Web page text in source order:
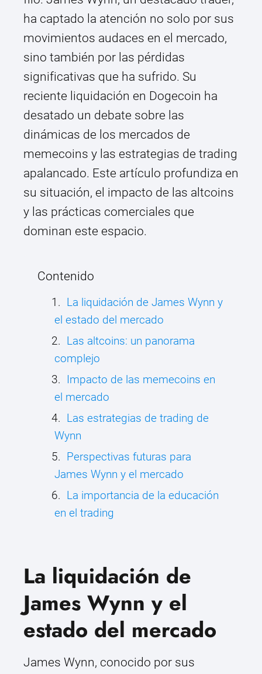
ha captado la atención no solo por sus
movimientos audaces en el mercado,
sino también por las pérdidas
significativas que ha sufrido. Su
reciente liquidación en Dogecoin ha
desatado un debate sobre las
dinámicas de los mercados de
memecoins y las estrategias de trading
apalancado. Este artículo profundiza en
su situación, el impacto de las altcoins
y las prácticas comerciales que
dominan este espacio.
Contenido
La liquidación de James Wynn y
el estado del mercado
Las altcoins: un panorama
complejo
Impacto de las memecoins en
el mercado
Las estrategias de trading de
Wynn
Perspectivas futuras para
James Wynn y el mercado
La importancia de la educación
en el trading
La liquidación de
James Wynn y el
estado del mercado
James Wynn, conocido por sus